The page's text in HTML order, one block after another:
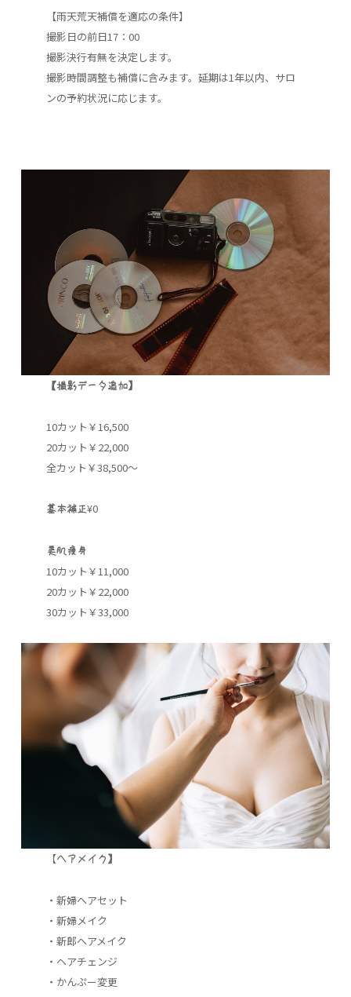
【雨天荒天補償を適応の条件】
撮影日の前日17：00
撮影決行有無を決定します。
撮影時間調整も補償に含みます。延期は1年以内、サロ
ンの予約状況に応じます。
【撮影データ追加】
10カット￥16,500
20カット￥22,000
全カット￥38,500～
基本補正¥0
美肌痩身
10カット￥11,000
20カット￥22,000
30カット￥33,000
【ヘアメイク】
・新婦ヘアセット
・新婦メイク
・新郎ヘアメイク
・ヘアチェンジ
・かんぷー変更